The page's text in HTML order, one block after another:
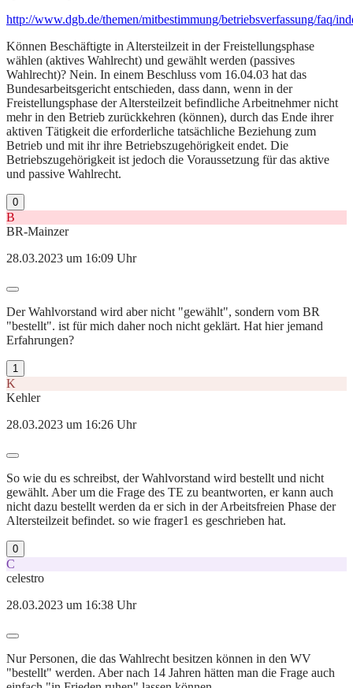
http://www.dgb.de/themen/mitbestimmung/betriebsverfassung/faq/
Können Beschäftigte in Altersteilzeit in der Freistellungsphase
wählen (aktives Wahlrecht) und gewählt werden (passives
Wahlrecht)? Nein. In einem Beschluss vom 16.04.03 hat das
Bundesarbeitsgericht entschieden, dass dann, wenn in der
Freistellungsphase der Altersteilzeit befindliche Arbeitnehmer nicht
mehr in den Betrieb zurückkehren (können), durch das Ende ihrer
aktiven Tätigkeit die erforderliche tatsächliche Beziehung zum
Betrieb und mit ihr ihre Betriebszugehörigkeit endet. Die
Betriebszugehörigkeit ist jedoch die Voraussetzung für das aktive
und passive Wahlrecht.
0
B
BR-Mainzer
28.03.2023 um 16:09 Uhr
Der Wahlvorstand wird aber nicht "gewählt", sondern vom BR
"bestellt". ist für mich daher noch nicht geklärt. Hat hier jemand
Erfahrungen?
1
K
Kehler
28.03.2023 um 16:26 Uhr
So wie du es schreibst, der Wahlvorstand wird bestellt und nicht
gewählt. Aber um die Frage des TE zu beantworten, er kann auch
nicht dazu bestellt werden da er sich in der Arbeitsfreien Phase der
Altersteilzeit befindet. so wie frager1 es geschrieben hat.
0
C
celestro
28.03.2023 um 16:38 Uhr
Nur Personen, die das Wahlrecht besitzen können in den WV
"bestellt" werden. Aber nach 14 Jahren hätten man die Frage auch